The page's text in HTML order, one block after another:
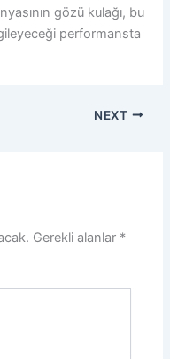
gözü kulağı, bu
performansta
NEXT
Gerekli alanlar *